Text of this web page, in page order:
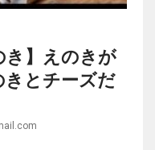
き】えのきが
とチーズだ